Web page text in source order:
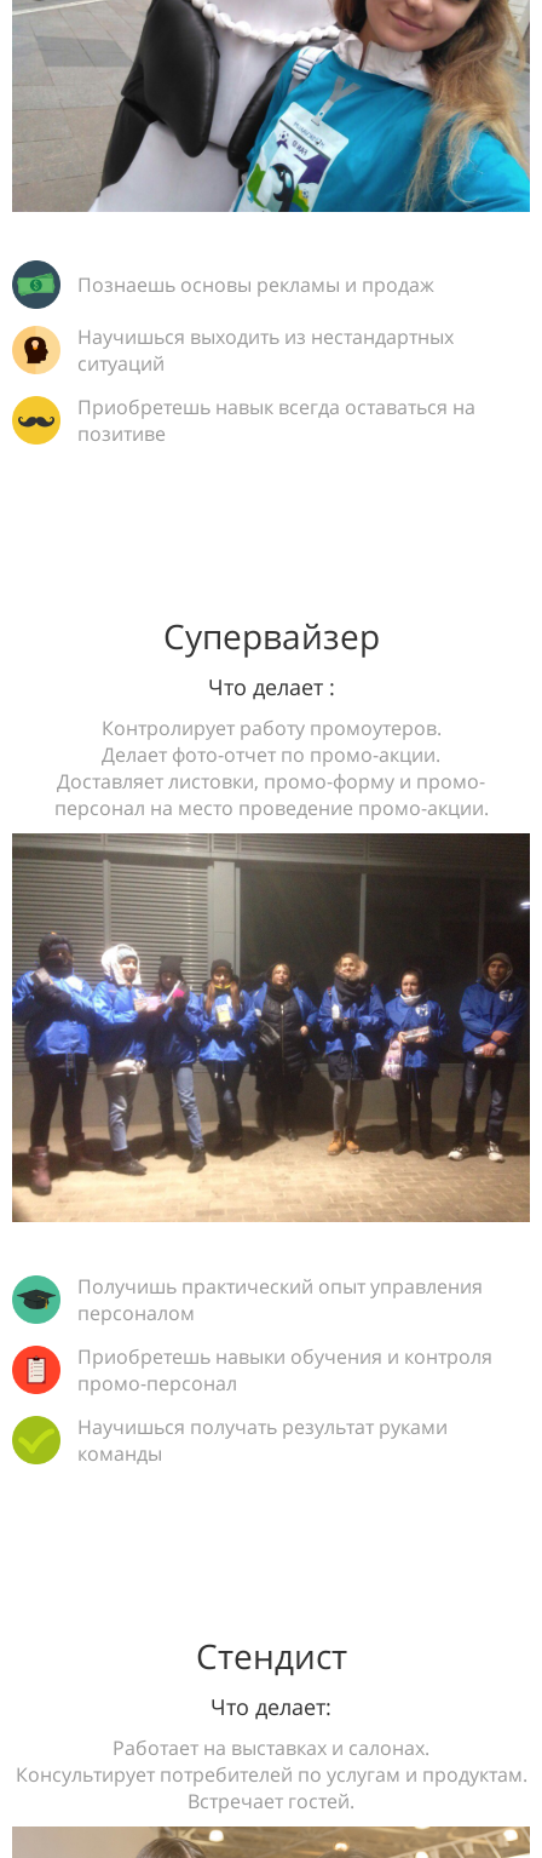
Познаешь основы рекламы и продаж
Научишься выходить из нестандартных
ситуаций
Приобретешь навык всегда оставаться на
позитиве
Супервайзер
Что делает :
Контролирует работу промоутеров.
Делает фото-отчет по промо-акции.
Доставляет листовки, промо-форму и промо-
персонал на место проведение промо-акции.
Получишь практический опыт управления
персоналом
Приобретешь навыки обучения и контроля
промо-персонал
Научишься получать результат руками
команды
Стендист
Что делает:
Работает на выставках и салонах.
Консультирует потребителей по услугам и продуктам.
Встречает гостей.